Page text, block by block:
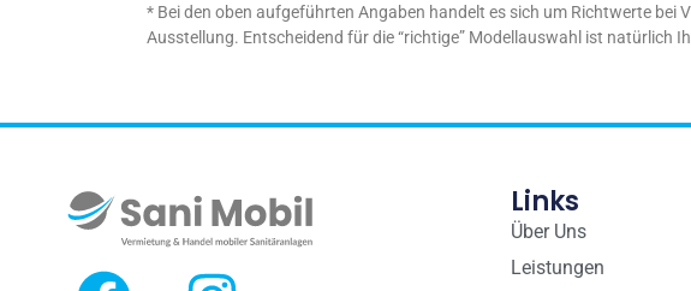
* Bei den oben aufgeführten Angaben handelt es sich um Richtwerte bei
Ausstellung. Entscheidend für die “richtige” Modellauswahl ist natürlich
Links
Über Uns
Leistungen